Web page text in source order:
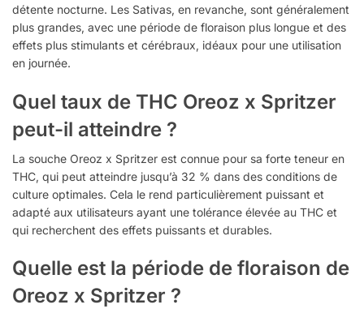
détente nocturne. Les Sativas, en revanche, sont généralement
plus grandes, avec une période de floraison plus longue et des
effets plus stimulants et cérébraux, idéaux pour une utilisation
en journée.
Quel taux de THC Oreoz x Spritzer
peut-il atteindre ?
La souche Oreoz x Spritzer est connue pour sa forte teneur en
THC, qui peut atteindre jusqu’à 32 % dans des conditions de
culture optimales. Cela le rend particulièrement puissant et
adapté aux utilisateurs ayant une tolérance élevée au THC et
qui recherchent des effets puissants et durables.
Quelle est la période de floraison de
Oreoz x Spritzer ?